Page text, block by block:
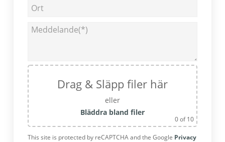
Drag & Släpp filer här
eller
Bläddra bland filer
0of 10
This site is protected by reCAPTCHA and the Google Privacy